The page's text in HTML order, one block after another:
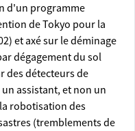
d'un programme
de Tokyo pour la
et axé sur le déminage
dégagement du sol
des détecteurs de
assistant, et non un
robotisation des
(tremblements de